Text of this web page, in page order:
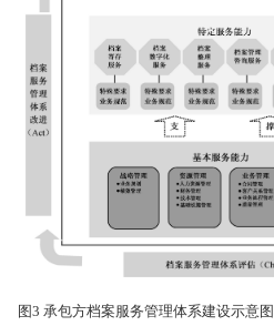
图3 承包方档案服务管理体系建设示意图